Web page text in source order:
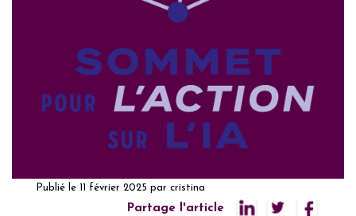
Publié le 11 février 2025 par cristina
Partage l'article